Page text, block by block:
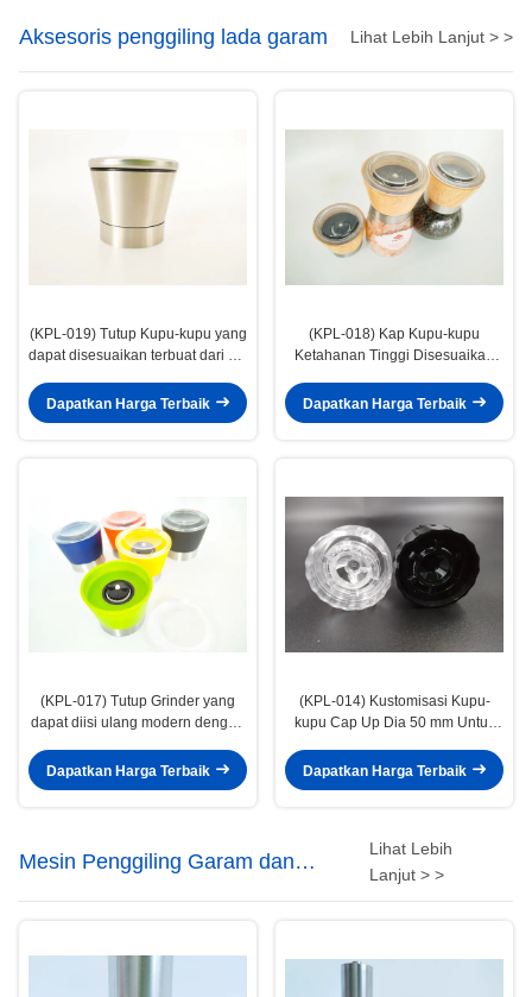
Aksesoris penggiling lada garam Lihat Lebih Lanjut > >
(KPL-019) Tutup Kupu-kupu yang
dapat disesuaikan terbuat dari PP
Dapatkan Harga Terbaik
(KPL-018) Kap Kupu-kupu
Ketahanan Tinggi Disesuaikan
Dapatkan Harga Terbaik
(KPL-017) Tutup Grinder yang
dapat diisi ulang modern dengan
warna khusus
Dapatkan Harga Terbaik
(KPL-014) Kustomisasi Kupu-
kupu Cap Up Dia 50 mm Untuk
Dapatkan Harga Terbaik
Mesin Penggiling Garam dan
Bawang Baja
Lihat Lebih
Lanjut > >